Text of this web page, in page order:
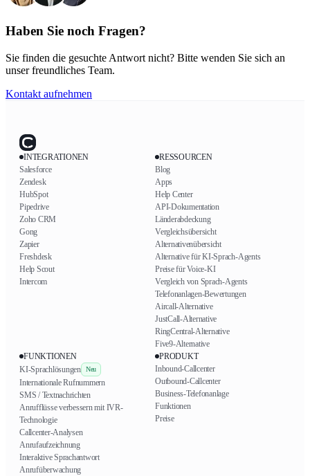
Haben Sie noch Fragen?
Sie finden die gesuchte Antwort nicht? Bitte wenden Sie sich an
unser freundliches Team.
Kontakt aufnehmen
INTEGRATIONEN
Salesforce
Zendesk
HubSpot
Pipedrive
Zoho CRM
Gong
Zapier
Freshdesk
Help Scout
Intercom
RESSOURCEN
Blog
Apps
Help Center
API-Dokumentation
Länderabdeckung
Vergleichsübersicht
Alternativenübersicht
Alternative für KI-Sprach-Agents
Preise für Voice-KI
Vergleich von Sprach-Agents
Telefonanlagen-Bewertungen
Aircall-Alternative
JustCall-Alternative
RingCentral-Alternative
Five9-Alternative
FUNKTIONEN
KI-Sprachlösungen
Neu
Internationale Rufnummern
SMS / Textnachrichten
Anrufflüsse verbessern mit IVR-
Technologie
Callcenter-Analysen
Anrufaufzeichnung
Interaktive Sprachantwort
Anrufüberwachung
PRODUKT
Inbound-Callcenter
Outbound-Callcenter
Business-Telefonanlage
Funktionen
Preise